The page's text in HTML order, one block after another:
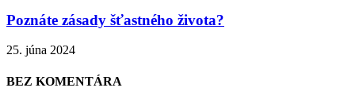
Poznáte zásady šťastného života?
25. júna 2024
BEZ KOMENTÁRA